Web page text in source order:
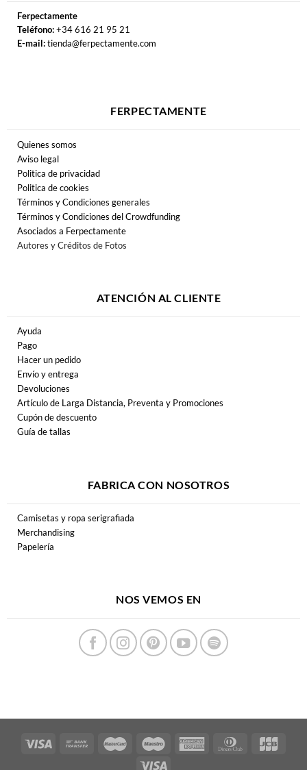
Ferpectamente
Teléfono:+34 616 21 95 21
E-mail:tienda@ferpectamente.com
FERPECTAMENTE
Quienes somos
Aviso legal
Politica de privacidad
Politica de cookies
Términos y Condiciones generales
Términos y Condiciones del Crowdfunding
Asociados a Ferpectamente
Autores y Créditos de Fotos
ATENCIÓN AL CLIENTE
Ayuda
Pago
Hacer un pedido
Envío y entrega
Devoluciones
Artículo de Larga Distancia, Preventa y Promociones
Cupón de descuento
Guía de tallas
FABRICA CON NOSOTROS
Camisetas y ropa serigrafiada
Merchandising
Papelería
NOS VEMOS EN